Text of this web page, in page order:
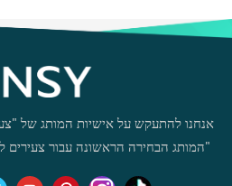
אנחנו להתעקש על אישיות המותג של
"המותג הבחירה הראשונה עבור צעירים